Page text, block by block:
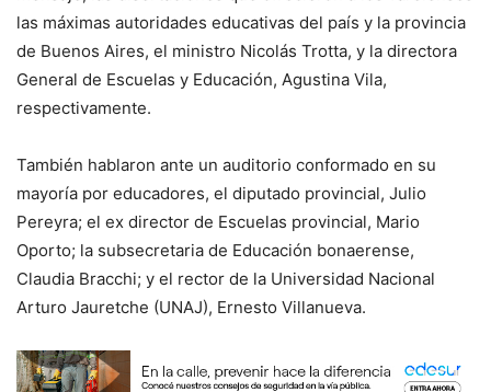
las máximas autoridades educativas del país y la provincia
de Buenos Aires, el ministro Nicolás Trotta, y la directora
General de Escuelas y Educación, Agustina Vila,
respectivamente.
También hablaron ante un auditorio conformado en su
mayoría por educadores, el diputado provincial, Julio
Pereyra; el ex director de Escuelas provincial, Mario
Oporto; la subsecretaria de Educación bonaerense,
Claudia Bracchi; y el rector de la Universidad Nacional
Arturo Jauretche (UNAJ), Ernesto Villanueva.